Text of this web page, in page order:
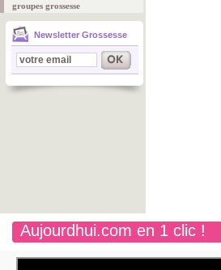
groupes grossesse
Newsletter Grossesse
Aujourdhui.com en 1 clic !